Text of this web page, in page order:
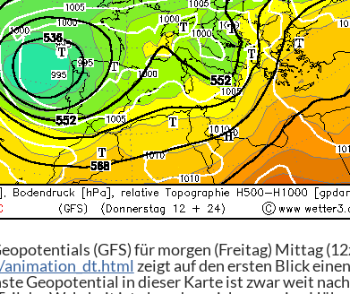
(GFS) für morgen (Freitag) Mittag
zeigt auf den ersten Blick
Geopotential in dieser Karte ist zwar weit